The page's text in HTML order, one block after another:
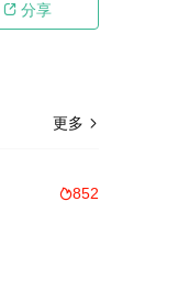
 分享
更多 
852